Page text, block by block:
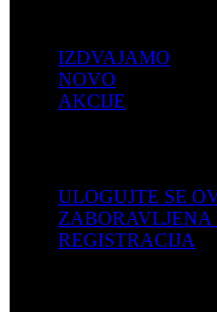
IZDVAJAMO
NOVO
AKCIJE
ULOGUJTE SE
REGISTRACIJA